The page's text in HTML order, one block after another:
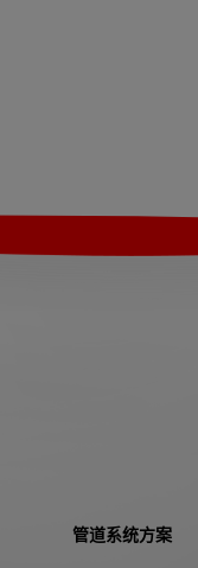
管道系统方案